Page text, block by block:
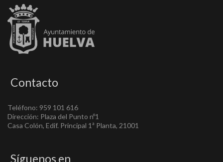
Contacto
Teléfono: 959 101 616
Dirección: Plaza del Punto nº1
Casa Colón, Edif. Principal 1ª Planta, 21001
Síguenos en